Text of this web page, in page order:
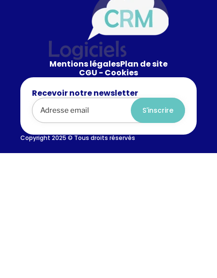
Mentions légalesPlan de site
CGU - Cookies
Recevoir notre newsletter
Copyright 2025 © Tous droits réservés